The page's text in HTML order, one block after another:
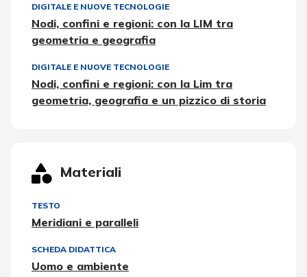
DIGITALE E NUOVE TECNOLOGIE
Nodi, confini e regioni: con la LIM tra
geometria e geografia
DIGITALE E NUOVE TECNOLOGIE
Nodi, confini e regioni: con la Lim tra
geometria, geografia e un pizzico di storia
Materiali
TESTO
Meridiani e paralleli
SCHEDA DIDATTICA
Uomo e ambiente